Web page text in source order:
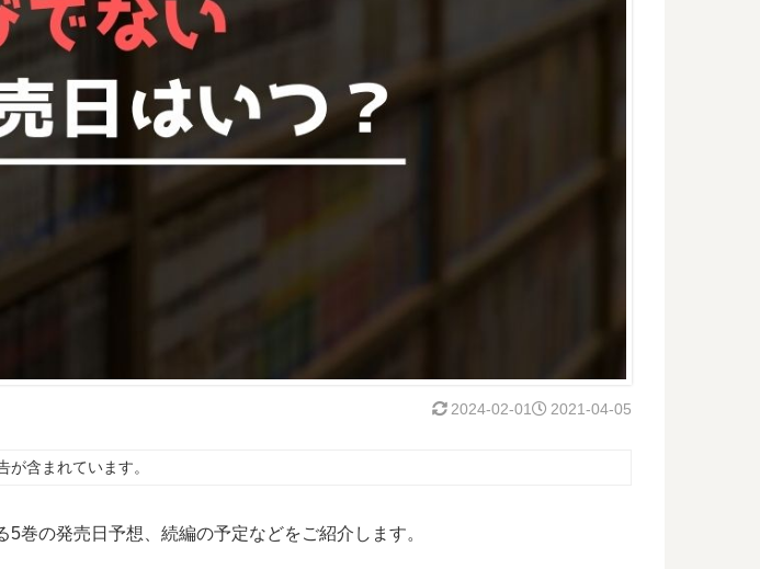
2021-04-05
2024-02-01
が含まれています。
巻の発売日予想、続編の予定などをご紹介します。